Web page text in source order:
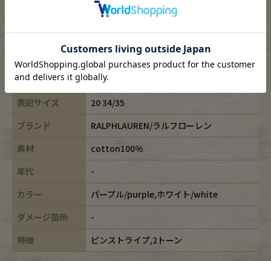
※USEDですので使用感などございますが、まだまだご愛用していただけます。
古着という事をご理解の上ご注文よろしくお願いします。
表記サイズ
20 34/35
ブランド
RALPHLAUREN/ラルフローレン
素材
cotton100%
年代
-
カラー
パープル/purple,ホワイト/white
ダメージ箇所
-
特徴
ピンストライプ,2トーン